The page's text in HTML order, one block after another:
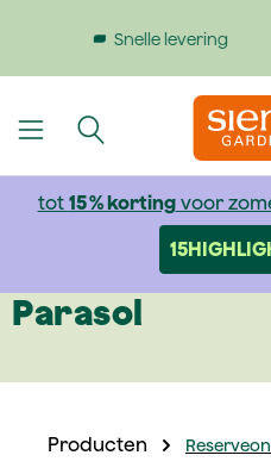
Gratis verzending bij
tot 15 % kortingvoor
Parasol
Producten